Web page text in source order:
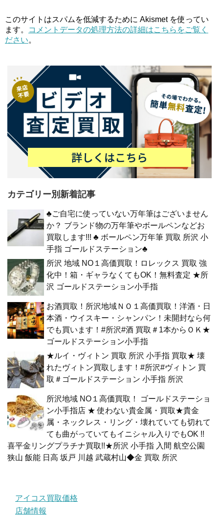
このサイトはスパムを低減するために Akismet を使ってい
ます。
コメントデータの処理方法の詳細はこちらをご覧く
ださい。
カテゴリー別新着記事
♣ご自宅に使っていない万年筆はございません
か？ ブランド物の万年筆やボールペンなどお
買取します!!! ♣ ボールペン万年筆 買取 所沢 小
手指 ゴールドステーション♣
所沢 地域 NO１高価買取！ロレックス 買取 強
化中！箱・ギャラなくてもOK！無料査定 ★所
沢 ゴールドステーション小手指
お酒買取！所沢地域ＮＯ１高価買取！洋酒・日
本酒・ウイスキー・シャンパン！未開封なら何
でも買います！#所沢#酒 買取＃1本からＯＫ★
ゴールドステーション小手指
★ルイ・ヴィトン 買取 所沢 小手指 買取★ 壊
れたヴィトン買取します！#所沢#ヴィトン 買
取＃ゴールドステーション 小手指 所沢
所沢地域 NO１高価買取！ ゴールドステーショ
ン小手指店 ★ 使わない貴金属・買取★貴金
属・ネックレス・リング・壊れていても切れて
ても曲がっていてもイニシャル入りでもOK !!
喜平金リングプラチナ買取!!★所沢 小手指 入間 航空公園
狭山 飯能 日高 坂戸 川越 武蔵村山◆金 買取 所沢
アイコス買取価格
店舗情報